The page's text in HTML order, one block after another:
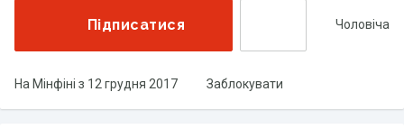
Підписатися Чоловіча
На Мінфіні з 12 грудня 2017 Заблокувати